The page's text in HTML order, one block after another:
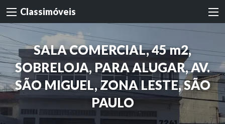
Classimóveis
SALA COMERCIAL, 45 m2,
SOBRELOJA, PARA ALUGAR, AV.
SÃO MIGUEL, ZONA LESTE, SÃO
PAULO